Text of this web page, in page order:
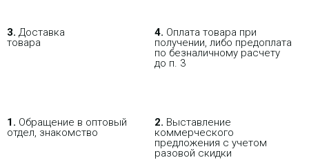
3. Доставка
товара
4. Оплата товара при
получении, либо предоплата
по безналичному расчету
до п. 3
1. Обращение в оптовый
отдел, знакомство
2. Выставление
коммерческого
предложения с учетом
разовой скидки